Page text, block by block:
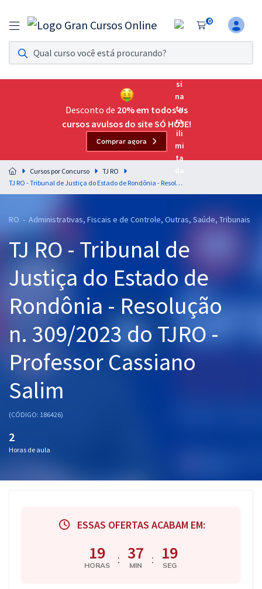
0
Assinatura Ilimitada 11
Acesso a todos os cursos. Teste grátis por 7 dias!
Assinatura OAB Até Passar
Acesso ilimitado a toda preparação para o Exame da
Residências Multiprofissionais
Preparação completa e intensiva para as principais
residências em saúde do Brasil
Cursos 20% OFF
Pós
Graduação
OAB
Mentorias
Questões grátis
Aprovados
Desconto de 20% em todos os
cursos avulsos do site SÓ HOJE!
Comprar agora
Cursos por Concurso
TJ RO
TJ RO - Tribunal de Justiça do Estado de Rondônia - Resolução n. 309/2023 do TJRO - Professor Cassiano Salim
RO - Administrativas, Fiscais e de Controle, Outras, Saúde, Tribunais
TJ RO - Tribunal de
Justiça do Estado de
Rondônia - Resolução
n. 309/2023 do TJRO -
Professor Cassiano
Salim
(CÓDIGO: 186426)
2
Horas de aula
ESSAS OFERTAS ACABAM EM:
19
HORAS : 37
MIN : 19
SEG